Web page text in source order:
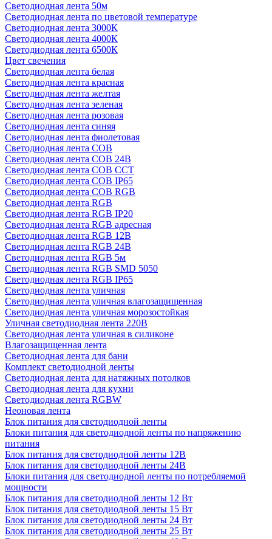
Светодиодная лента 50м
Светодиодная лента по цветовой температуре
Светодиодная лента 3000К
Светодиодная лента 4000К
Светодиодная лента 6500К
Цвет свечения
Светодиодная лента белая
Светодиодная лента красная
Светодиодная лента желтая
Светодиодная лента зеленая
Светодиодная лента розовая
Светодиодная лента синяя
Светодиодная лента фиолетовая
Светодиодная лента COB
Светодиодная лента COB 24В
Светодиодная лента COB CCT
Светодиодная лента COB IP65
Светодиодная лента COB RGB
Светодиодная лента RGB
Светодиодная лента RGB IP20
Светодиодная лента RGB адресная
Светодиодная лента RGB 12В
Светодиодная лента RGB 24В
Светодиодная лента RGB 5м
Светодиодная лента RGB SMD 5050
Светодиодная лента RGB IP65
Светодиодная лента уличная
Светодиодная лента уличная влагозащищенная
Светодиодная лента уличная морозостойкая
Уличная светодиодная лента 220В
Светодиодная лента уличная в силиконе
Влагозащищенная лента
Светодиодная лента для бани
Комплект светодиодной ленты
Светодиодная лента для натяжных потолков
Светодиодная лента для кухни
Светодиодная лента RGBW
Неоновая лента
Блок питания для светодиодной ленты
Блоки питания для светодиодной ленты по напряжению
питания
Блок питания для светодиодной ленты 12В
Блок питания для светодиодной ленты 24В
Блоки питания для светодиодной ленты по потребляемой
мощности
Блок питания для светодиодной ленты 12 Вт
Блок питания для светодиодной ленты 15 Вт
Блок питания для светодиодной ленты 24 Вт
Блок питания для светодиодной ленты 25 Вт